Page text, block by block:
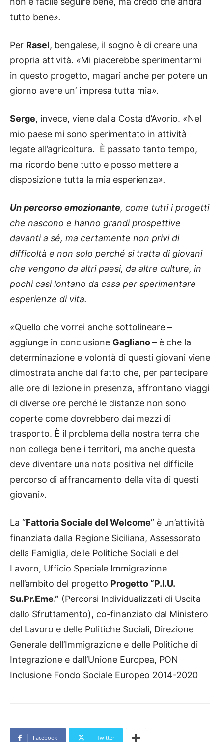
tutto bene».
Per Rasel, bengalese, il sogno è di creare una
propria attività. «Mi piacerebbe sperimentarmi
in questo progetto, magari anche per potere un
giorno avere un’ impresa tutta mia».
Serge, invece, viene dalla Costa d’Avorio. «Nel
mio paese mi sono sperimentato in attività
legate all’agricoltura. È passato tanto tempo,
ma ricordo bene tutto e posso mettere a
disposizione tutta la mia esperienza».
Un percorso emozionante, come tutti i progetti
che nascono e hanno grandi prospettive
davanti a sé, ma certamente non privi di
difficoltà e non solo perché si tratta di giovani
che vengono da altri paesi, da altre culture, in
pochi casi lontano da casa per sperimentare
esperienze di vita.
«Quello che vorrei anche sottolineare –
aggiunge in conclusione Gagliano– è che la
determinazione e volontà di questi giovani viene
dimostrata anche dal fatto che, per partecipare
alle ore di lezione in presenza, affrontano viaggi
di diverse ore perché le distanze non sono
coperte come dovrebbero dai mezzi di
trasporto. È il problema della nostra terra che
non collega bene i territori, ma anche questa
deve diventare una nota positiva nel difficile
percorso di affrancamento della vita di questi
giovani».
La “Fattoria Sociale del Welcome” è un’attività
finanziata dalla Regione Siciliana, Assessorato
della Famiglia, delle Politiche Sociali e del
Lavoro, Ufficio Speciale Immigrazione
nell’ambito del progetto Progetto “P.I.U.
Su.Pr.Eme.” (Percorsi Individualizzati di Uscita
dallo Sfruttamento), co-finanziato dal Ministero
del Lavoro e delle Politiche Sociali, Direzione
Generale dell’Immigrazione e delle Politiche di
Integrazione e dall’Unione Europea, PON
Inclusione Fondo Sociale Europeo 2014-2020
Facebook Twitter